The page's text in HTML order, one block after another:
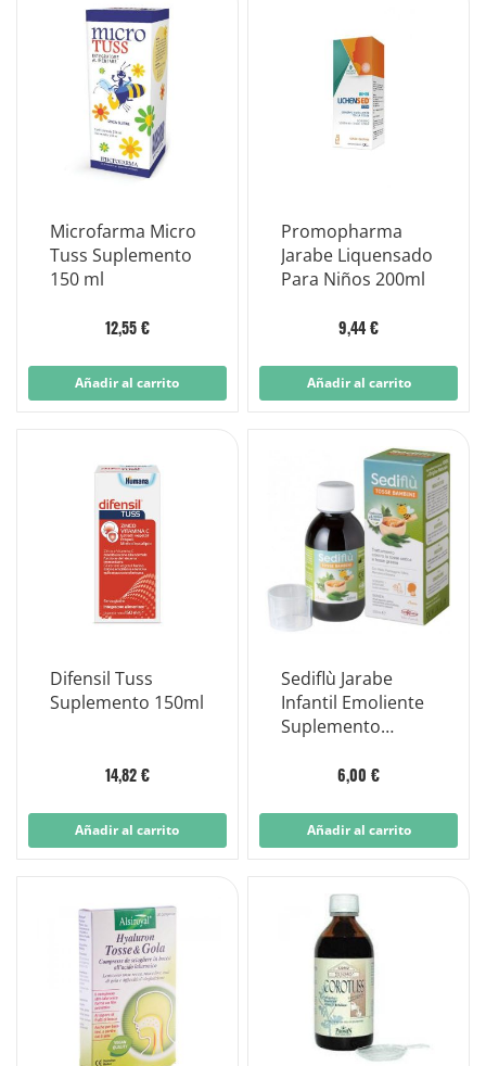
Microfarma Micro
Tuss Suplemento
150 ml
12,55 €
Añadir al carrito
Promopharma
Jarabe Liquensado
Para Niños 200ml
9,44 €
Añadir al carrito
Difensil Tuss
Suplemento 150ml
14,82 €
Añadir al carrito
Sediflù Jarabe
Infantil Emoliente
Suplemento
Respiratorio 150
6,00 €
Añadir al carrito